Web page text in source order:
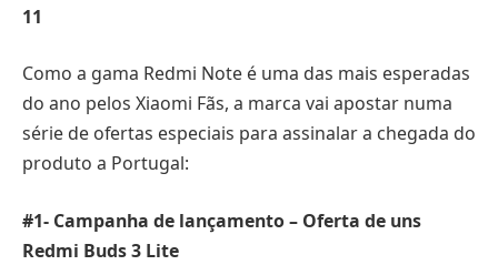
11
Como a gama Redmi Note é uma das mais esperadas
do ano pelos Xiaomi Fãs, a marca vai apostar numa
série de ofertas especiais para assinalar a chegada do
produto a Portugal:
#1- Campanha de lançamento – Oferta de uns
Redmi Buds 3 Lite